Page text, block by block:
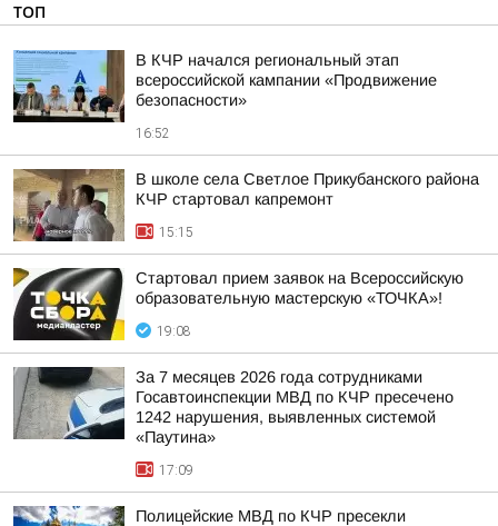
ТОП
В КЧР начался региональный этап
всероссийской кампании «Продвижение
безопасности»
16:52
В школе села Светлое Прикубанского района
КЧР стартовал капремонт
15:15
Стартовал прием заявок на Всероссийскую
образовательную мастерскую «ТОЧКА»!
19:08
За 7 месяцев 2026 года сотрудниками
Госавтоинспекции МВД по КЧР пресечено
1242 нарушения, выявленных системой
«Паутина»
17:09
Полицейские МВД по КЧР пресекли